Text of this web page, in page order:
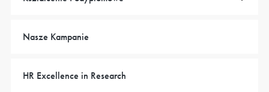
Nasze Kampanie
HR Excellence in Research